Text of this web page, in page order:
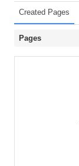
Created Pages
Pages